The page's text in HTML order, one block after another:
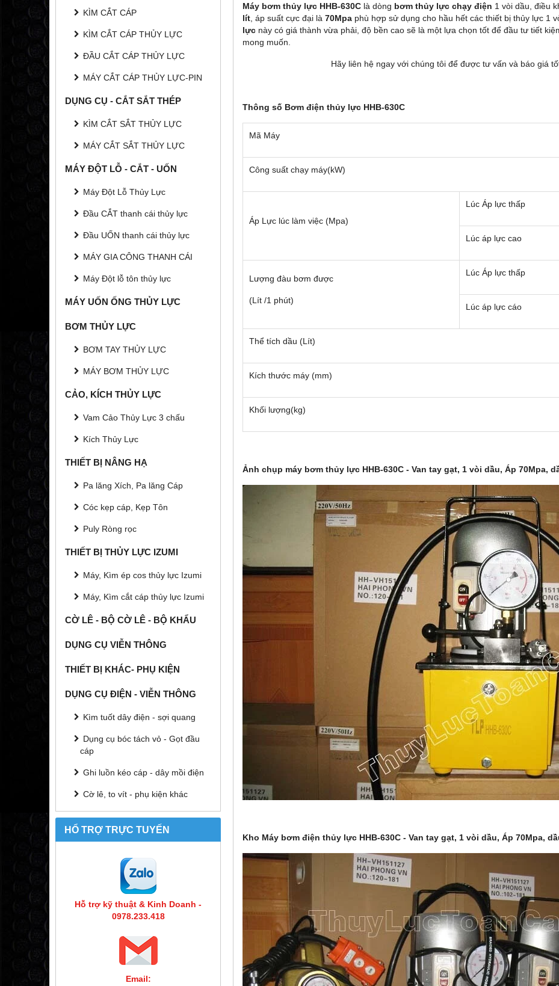
KÌM CẮT CÁP
KÌM CẮT CÁP THỦY LỰC
ĐẦU CẮT CÁP THỦY LỰC
MÁY CẮT CÁP THỦY LỰC-PIN
DỤNG CỤ - CẮT SẮT THÉP
KÌM CẮT SẮT THỦY LỰC
MÁY CẮT SẮT THỦY LỰC
MÁY ĐỘT LỖ - CẮT - UỐN
Máy Đột Lỗ Thủy Lực
Đầu CẮT thanh cái thủy lực
Đầu UỐN thanh cái thủy lực
MÁY GIA CÔNG THANH CÁI
Máy Đột lỗ tôn thủy lực
MÁY UỐN ỐNG THỦY LỰC
BƠM THỦY LỰC
BƠM TAY THỦY LỰC
MÁY BƠM THỦY LỰC
CẢO, KÍCH THỦY LỰC
Vam Cảo Thủy Lực 3 chấu
Kích Thủy Lực
THIẾT BỊ NÂNG HẠ
Pa lăng Xích, Pa lăng Cáp
Cóc kẹp cáp, Kẹp Tôn
Puly Ròng rọc
THIẾT BỊ THỦY LỰC IZUMI
Máy, Kìm ép cos thủy lực Izumi
Máy, Kìm cắt cáp thủy lực Izumi
CỜ LÊ - BỘ CỜ LÊ - BỘ KHẨU
DỤNG CỤ VIỄN THÔNG
THIẾT BỊ KHÁC- PHỤ KIỆN
DỤNG CỤ ĐIỆN - VIỄN THÔNG
Kìm tuốt dây điện - sợi quang
Dụng cụ bóc tách vỏ - Gọt đầu
cáp
Ghi luồn kéo cáp - dây mồi điện
Cờ lê, to vít - phụ kiện khác
HỔ TRỢ TRỰC TUYẾN
Hỗ trợ kỹ thuật & Kinh Doanh -
0978.233.418
Email:
Máy bơm thủy lực HHB-630C là dòng bơm thủy lực chạy điện 1 vòi dầu, điều
lít , áp suất cực đại là 70Mpa phù hợp sử dụng cho hầu hết các thiết bị thủy lực 1
lực này có giá thành vừa phải, độ bền cao sẽ là một lựa chọn tốt để đầu tư tiết
mong muốn.
Hãy liên hệ ngay với chúng tôi để được tư vấn và báo giá
Thông số Bơm điện thủy lực HHB-630C
Mã Máy
Công suất chạy máy(kW)
Áp Lực lúc làm việc (Mpa)
Lúc Áp lực thấp
Lúc áp lực cao
Lượng đàu bơm được
(Lít /1 phút)
Lúc Áp lực thấp
Lúc áp lực cáo
Thể tích dầu (Lít)
Kích thước máy (mm)
Khối lượng(kg)
Ảnh chụp máy bơm thủy lực HHB-630C - Van tay gạt, 1 vòi dầu, Áp 70Mpa,
Kho Máy bơm điện thủy lực HHB-630C - Van tay gạt, 1 vòi dầu, Áp 70Mpa,